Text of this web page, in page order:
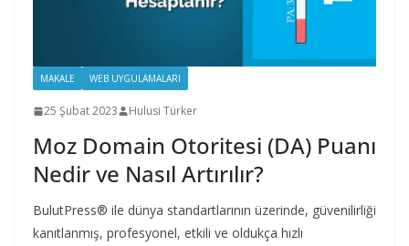
MAKALE WEB UYGULAMALARI
25 Şubat 2023 Hulusi Türker
Moz Domain Otoritesi (DA) Puanı
Nedir ve Nasıl Artırılır?
BulutPress® ile dünya standartlarının üzerinde, güvenilirliği
kanıtlanmış, profesyonel, etkili ve oldukça hızlı